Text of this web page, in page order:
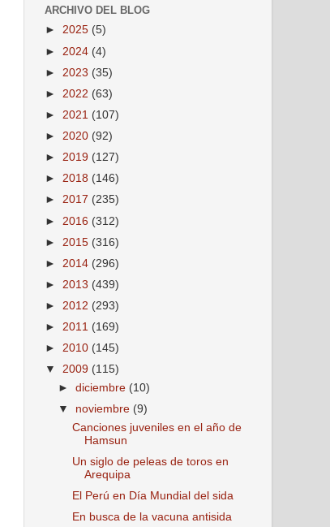
ARCHIVO DEL BLOG
► 2025 (5)
► 2024 (4)
► 2023 (35)
► 2022 (63)
► 2021 (107)
► 2020 (92)
► 2019 (127)
► 2018 (146)
► 2017 (235)
► 2016 (312)
► 2015 (316)
► 2014 (296)
► 2013 (439)
► 2012 (293)
► 2011 (169)
► 2010 (145)
▼ 2009 (115)
►diciembre (10)
▼ noviembre (9)
Canciones juveniles en el año de
Hamsun
Un siglo de peleas de toros en
Arequipa
El Perú en Día Mundial del sida
En busca de la vacuna antisida